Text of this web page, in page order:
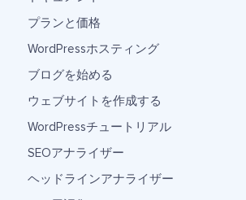
プランと価格
WordPressホスティング
ブログを始める
ウェブサイトを作成する
WordPressチュートリアル
SEOアナライザー
ヘッドラインアナライザー